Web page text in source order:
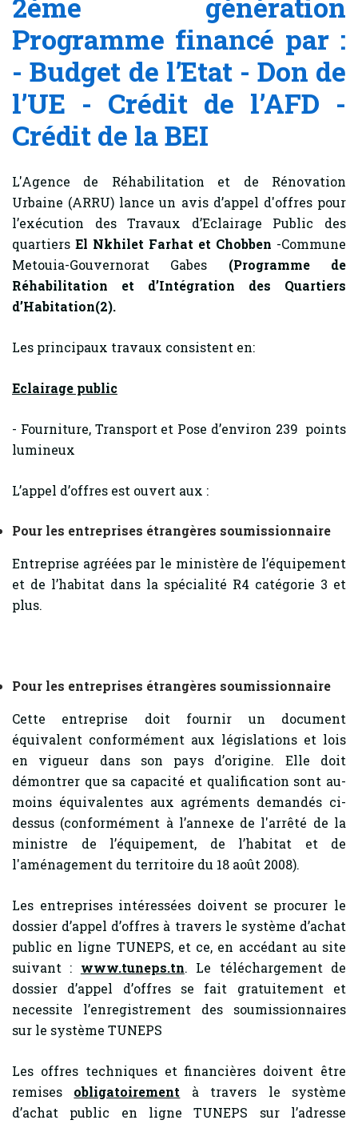
Programme financé par :
- Budget de l’Etat - Don de
l’UE - Crédit de l’AFD -
Crédit de la BEI
L'Agence de Réhabilitation et de Rénovation
Urbaine (ARRU) lance un avis d’appel d'offres pour
l’exécution des Travaux d’Eclairage Public des
quartiers El Nkhilet Farhat et Chobben -Commune
Metouia-Gouvernorat Gabes (Programme de
Réhabilitation et d’Intégration des Quartiers
d’Habitation(2).
Les principaux travaux consistent en:
Eclairage public
- Fourniture, Transport et Pose d’environ 239 points
lumineux
L’appel d’offres est ouvert aux :
Pour les entreprises étrangères soumissionnaire
Entreprise agréées par le ministère de l’équipement
et de l’habitat dans la spécialité R4 catégorie 3 et
plus.
Pour les entreprises étrangères soumissionnaire
Cette entreprise doit fournir un document
équivalent conformément aux législations et lois
en vigueur dans son pays d’origine. Elle doit
démontrer que sa capacité et qualification sont au-
moins équivalentes aux agréments demandés ci-
dessus (conformément à l’annexe de l'arrêté de la
ministre de l’équipement, de l’habitat et de
l'aménagement du territoire du 18 août 2008).
Les entreprises intéressées doivent se procurer le
dossier d’appel d’offres à travers le système d’achat
public en ligne TUNEPS, et ce, en accédant au site
suivant : www.tuneps.tn. Le téléchargement de
dossier d’appel d’offres se fait gratuitement et
necessite l’enregistrement des soumissionnaires
sur le système TUNEPS
Les offres techniques et financières doivent être
remises obligatoirement à travers le système
d’achat public en ligne TUNEPS sur l’adresse